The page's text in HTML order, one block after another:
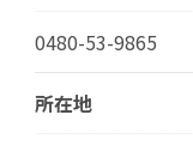
0480-53-9865
所在地